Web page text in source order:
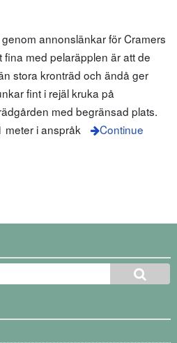
annonslänkar för Cramers
fina med pelaräpplen är att de
stora kronträd och ändå ger
fint i rejäl kruka på
med begränsad plats.
meter i anspråk
Continue